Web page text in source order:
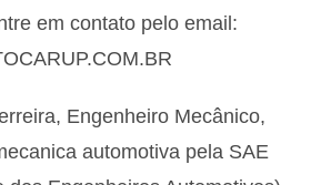
em contato pelo email:
Engenheiro Mecânico,
automotiva pela SAE